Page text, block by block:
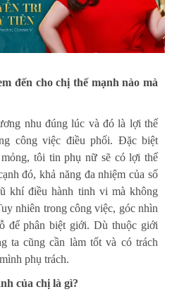
đến cho chị thế mạnh nào mà
nhu đúng lúc và đó là lợi thế
công việc điều phối. Đặc biệt
tôi tin phụ nữ sẽ có lợi thế
đó, khả năng đa nhiệm của số
khí điều hành tinh vi mà không
nhiên trong công việc, góc nhìn
để phân biệt giới. Dù thuộc giới
ta cũng cần làm tốt và có trách
phụ trách.
của chị là gì?